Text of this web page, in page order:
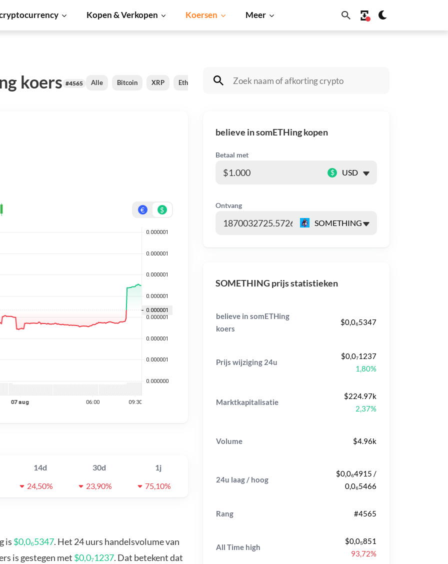
Kopen & Verkopen Koersen Meer
koers #4565 Alle Bitcoin XRP Ethereum Cardano Shiba Inu Dogecoin Solana
€ $
14d 30d
1j
24,50%
23,90% 75,10%
is $0,0₆5347. Het 24 uurs handelsvolume van
is gestegen met $0,0₇1237. Dat betekent dat
believe in somETHing kopen
Betaal met
$
Ontvang
SOMETHING prijs statistieken
believe in somETHing
koers
$0,0₆5347
Prijs wijziging 24u
$0,0₇1237
1,80%
Marktkapitalisatie
$224.97k
2,37%
Volume $4.96k
24u laag / hoog
$0,0₆4915 /
0,0₆5466
Rang #4565
All Time high
$0,0₅851
93,72%